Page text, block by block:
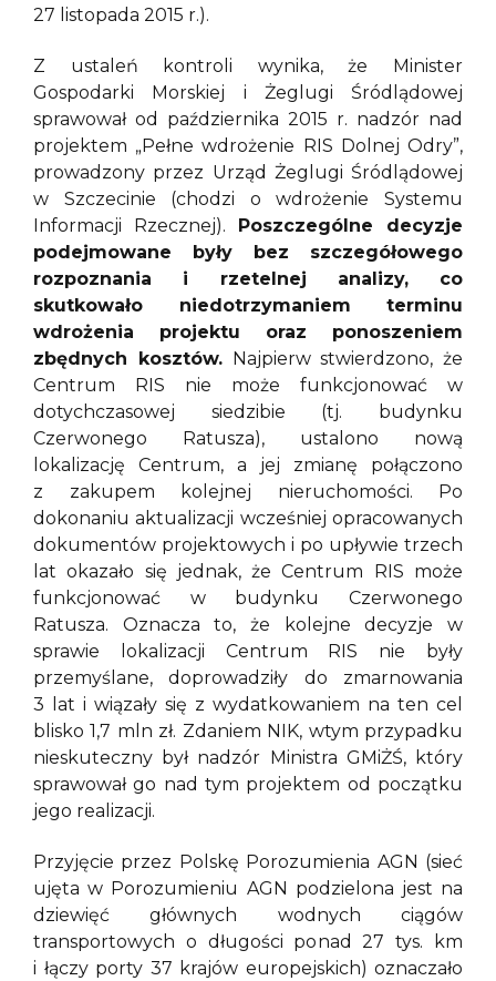
27 listopada 2015 r.).
Z ustaleń kontroli wynika, że Minister
Gospodarki Morskiej i Żeglugi Śródlądowej
sprawował od października 2015 r. nadzór nad
projektem „Pełne wdrożenie RIS Dolnej Odry”,
prowadzony przez Urząd Żeglugi Śródlądowej
w Szczecinie (chodzi o wdrożenie Systemu
Informacji Rzecznej). Poszczególne decyzje
podejmowane były bez szczegółowego
rozpoznania i rzetelnej analizy, co
skutkowało niedotrzymaniem terminu
wdrożenia projektu oraz ponoszeniem
zbędnych kosztów.Najpierw stwierdzono, że
Centrum RIS nie może funkcjonować w
dotychczasowej siedzibie (tj. budynku
Czerwonego Ratusza), ustalono nową
lokalizację Centrum, a jej zmianę połączono
z zakupem kolejnej nieruchomości. Po
dokonaniu aktualizacji wcześniej opracowanych
dokumentów projektowych i po upływie trzech
lat okazało się jednak, że Centrum RIS może
funkcjonować w budynku Czerwonego
Ratusza. Oznacza to, że kolejne decyzje w
sprawie lokalizacji Centrum RIS nie były
przemyślane, doprowadziły do zmarnowania
3 lat i wiązały się z wydatkowaniem na ten cel
blisko 1,7 mln zł. Zdaniem NIK, wtym przypadku
nieskuteczny był nadzór Ministra GMiŻŚ, który
sprawował go nad tym projektem od początku
jego realizacji.
Przyjęcie przez Polskę Porozumienia AGN (sieć
ujęta w Porozumieniu AGN podzielona jest na
dziewięć głównych wodnych ciągów
transportowych o długości ponad 27 tys. km
i łączy porty 37 krajów europejskich) oznaczało